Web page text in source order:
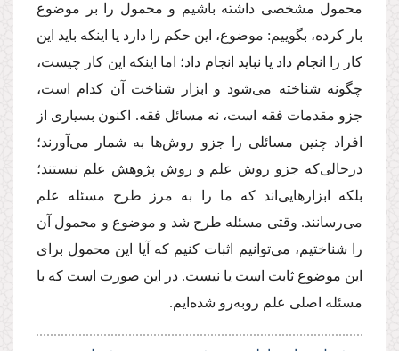
محمول مشخصی داشته باشیم و محمول را بر موضوع
بار کرده، بگوییم: موضوع، این حکم را دارد یا اینکه باید این
کار را انجام داد یا نباید انجام داد؛ اما اینکه این کار چیست،
چگونه شناخته می‌شود و ابزار شناخت آن کدام است،
جزو مقدمات فقه است، نه مسائل فقه. اکنون بسیاری از
افراد چنین مسائلی را جزو روش‌ها به ‌شمار می‌آورند؛
درحالی‌که جزو روش علم و روش پژوهش علم نیستند؛
بلکه ابزارهایی‌اند که ما را به مرز طرح مسئله علم
می‌رسانند. وقتی مسئله طرح شد و موضوع و محمول آن
را شناختیم، می‌توانیم اثبات کنیم که آیا این محمول برای
این موضوع ثابت است یا نیست. در این صورت است که با
مسئله اصلی علم روبه‌رو شده‌ایم.